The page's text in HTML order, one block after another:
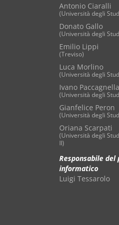
Antonio Ciaralli
(Università degli
Donato Gallo
(Università degli
Emilio Lippi
(Treviso)
Luca Morlino
(Università degli
Ivano Paccagnella
(Università degli
Gianfelice Peron
(Università degli
Oriana Scarpati
(Università degli
II)
Responsabile
informatico
Luigi Tessarolo